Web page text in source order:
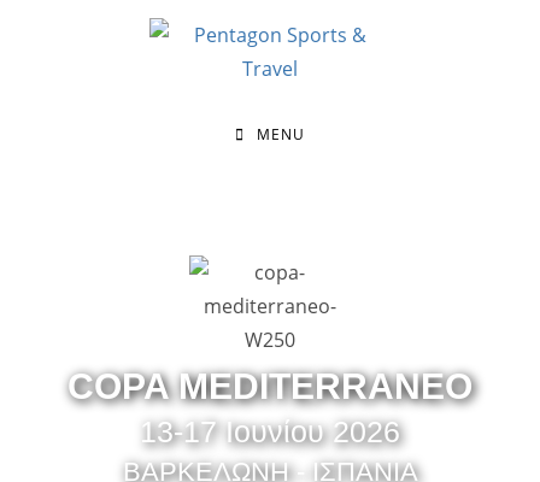
MENU
COPA MEDITERRANEO
13-17 Ιουνίου 2026
ΒΑΡΚΕΛΩΝΗ - ΙΣΠΑΝΙΑ